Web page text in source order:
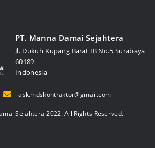
PT. Manna Damai Sejahtera
Jl. Dukuh Kupang Barat IB No.5 Surabaya
60189
Indonesia
ask.mdskontraktor@gmail.com
Sejahtera 2022. All Rights Reserved.